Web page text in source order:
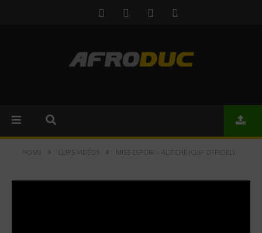
HOME CLIPS VIDÉOS MISS ESPOIR – ALITCHÉ (CLIP OFFICIEL)